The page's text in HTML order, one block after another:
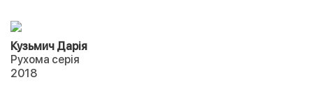
Кузьмич Дарія
Рухома серія
2018